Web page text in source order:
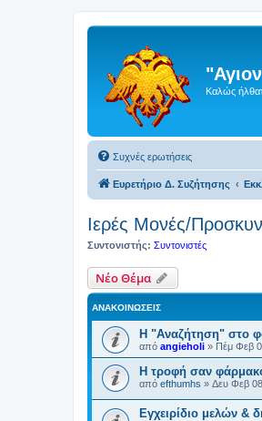
Καλώς
Συχνές ερωτήσεις
Ευρετήριο Δ. Συζήτησης
Ιερές Μονές/
Συντονιστής: Συντονιστές
Νέο Θέμα
ΑΝΑΚΟΙΝΏΣΕΙΣ
Η "Αναζήτηση" στο
από angieholi » Πέμ Φεβ
H τροφή σαν
από efthumhs » Δευ Φεβ
Εγχειρίδιο μελών &